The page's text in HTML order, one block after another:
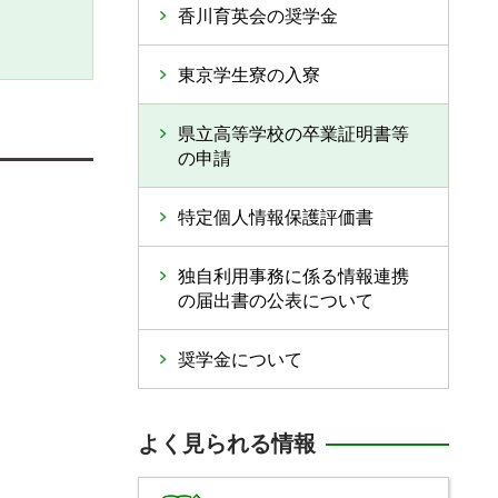
香川育英会の奨学金
東京学生寮の入寮
県立高等学校の卒業証明書等
の申請
特定個人情報保護評価書
独自利用事務に係る情報連携
の届出書の公表について
奨学金について
よく見られる情報